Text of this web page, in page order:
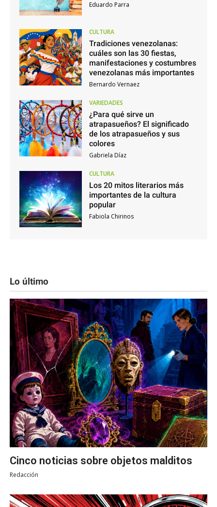
Eduardo Parra
CULTURA
Tradiciones venezolanas:
cuáles son las 30 fiestas,
manifestaciones y costumbres
venezolanas más importantes
Bernardo Vernaez
VARIEDADES
¿Para qué sirve un
atrapasueños? El significado
de los atrapasueños y sus
colores
Gabriela Díaz
CULTURA
Los 20 mitos literarios más
importantes de la cultura
popular
Fabiola Chirinos
Lo último
Cinco noticias sobre objetos malditos
Redacción